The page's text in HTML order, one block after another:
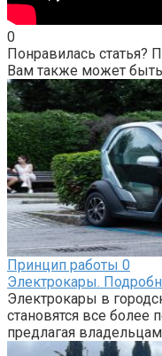
0
Понравилась статья?
Вам также может быть
Принцип работы 0
Электрокары.
Электрокары в
становятся все более
предлагая владельцам